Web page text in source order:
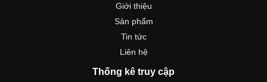
Giới thiệu
Sản phẩm
Tin tức
Liên hệ
Thống kê truy cập